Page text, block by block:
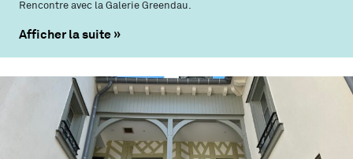
Rencontre avec la Galerie Greendau.
Afficher la suite